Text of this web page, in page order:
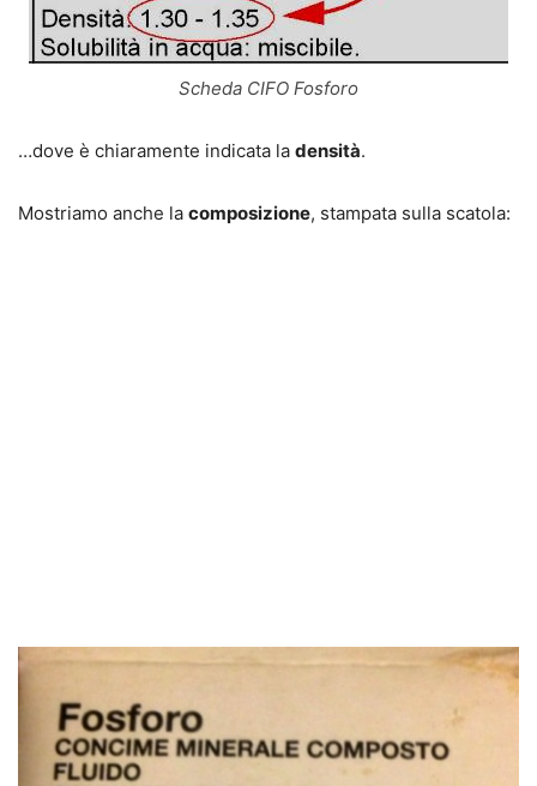
Scheda CIFO Fosforo
…dove è chiaramente indicata la densità.
Mostriamo anche la composizione, stampata sulla scatola: